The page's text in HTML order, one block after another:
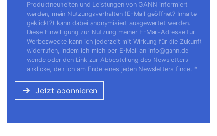
Produktneuheiten und Leistungen von GANN informiert
werden, mein Nutzungsverhalten (E-Mail geöffnet? Inhalte
geklickt?) kann dabei anonymisiert ausgewertet werden.
Diese Einwilligung zur Nutzung meiner E-Mail-Adresse für
Werbezwecke kann ich jederzeit mit Wirkung für die Zukunft
widerrufen, indem ich mich per E-Mail an info@gann.de
wende oder den Link zur Abbestellung des Newsletters
anklicke, den ich am Ende eines jeden Newsletters finde. *
Jetzt abonnieren